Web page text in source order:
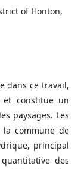
of Honton,
dans ce travail,
constitue un
paysages. Les
la commune de
principal
des